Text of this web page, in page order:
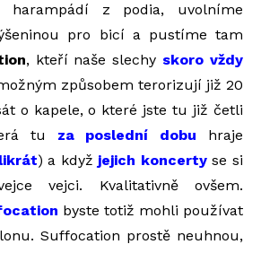
harampádí z podia, uvolníme
pro bicí a pustíme tam
, kteří naše slechy skoro vždy
způsobem terorizují již 20
o kapele, o které jste tu již četli
tu za poslední dobu hraje
) a když jejich koncertyse si
vejci. Kvalitativně ovšem.
byste totiž mohli používat
Suffocation prostě neuhnou,